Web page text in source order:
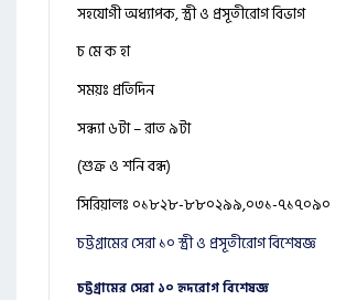
সহযোগী অধ্যাপক, স্ত্রী ও প্রসূতীরোগ বিভাগ
চ মে ক হা
সময়ঃ প্রতিদিন
সন্ধ্যা ৬টা – রাত ৯টা
(শুক্র ও শনি বন্ধ)
সিরিয়ালঃ ০১৮২৮-৮৮০২৯৯,০৩১-৭১৭০৯০
চট্টগ্রামের সেরা ১০ স্ত্রী ও প্রসূতীরোগ বিশেষজ্ঞ
চট্টগ্রামের সেরা ১০ হৃদরোগ বিশেষজ্ঞ